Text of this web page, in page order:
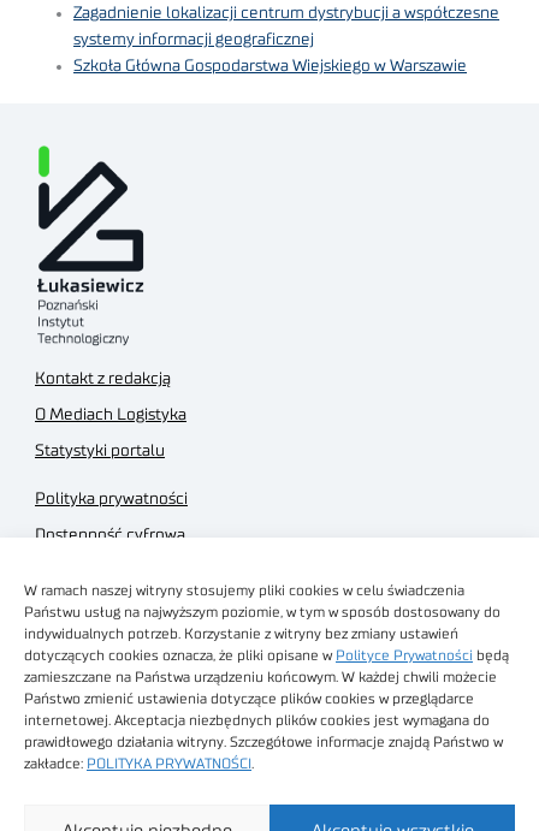
W ramach naszej witryny stosujemy pliki cookies w celu świadczenia
Państwu usług na najwyższym poziomie, w tym w sposób dostosowany do
indywidualnych potrzeb. Korzystanie z witryny bez zmiany ustawień
dotyczących cookies oznacza, że pliki opisane w Polityce Prywatności będą
zamieszczane na Państwa urządzeniu końcowym. W każdej chwili możecie
Państwo zmienić ustawienia dotyczące plików cookies w przeglądarce
internetowej. Akceptacja niezbędnych plików cookies jest wymagana do
prawidłowego działania witryny. Szczegółowe informacje znajdą Państwo w
zakładce: POLITYKA PRYWATNOŚCI
Zagadnienie lokalizacji centrum dystrybucji a współczesne
systemy informacji geograficznej
Szkoła Główna Gospodarstwa Wiejskiego w Warszawie
Kontakt z redakcją
O Mediach Logistyka
Statystyki portalu
Polityka prywatności
Dostępność cyfrowa
Regulamin sklepu
Obrazy stockowe
autorstwa